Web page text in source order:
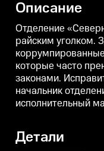
новый начальник
ответственный и
исполнительный майор
Кондратьева.
Описание
Отделение
райским уголком.
которые часто
законами.
начальник
исполнительный
Детали